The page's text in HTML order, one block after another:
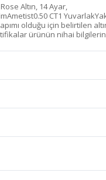
Altın, 14 Ayar,
CT1
olduğu için belirtilen
ürünün nihai